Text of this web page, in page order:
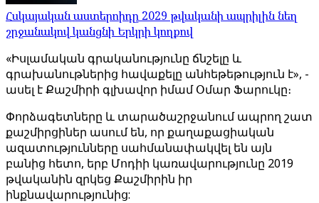
Հսկայական աստերոիդը 2029 թվականի ապրիլին նեղ
շրջանակով կանցնի Երկրի կողքով
«Իսլամական գրականությունը ճնշելը և
գրախանութներից հավաքելը անհեթեթություն է», -
ասել է Քաշմիրի գլխավոր իմամ Օմար Ֆարուկը։
Փորձագետները և տարածաշրջանում ապրող շատ
քաշմիրցիներ ասում են, որ քաղաքացիական
ազատությունները սահմանափակվել են այն
բանից հետո, երբ Մոդիի կառավարությունը 2019
թվականին զրկեց Քաշմիրին իր
ինքնավարությունից: